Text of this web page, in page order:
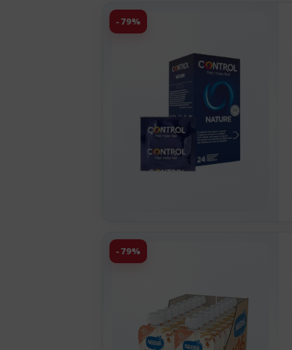
-79%
-79%